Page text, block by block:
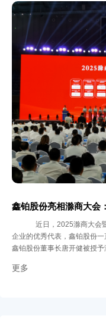
创造经济效益，也在于积极
是一句口号，而是变成了可
育。 热血有限，真情无价。
彩，鑫铂股份的员工们用流
工勇于担当、甘于奉献的高
事业，让爱的接力棒不断传
色。
鑫铂股份亮相滁商大会
近日，2025滁商大会
企业的优秀代表，鑫铂股份
鑫铂股份董事长唐开健被授
感、自豪感和责任感。在唐
更多